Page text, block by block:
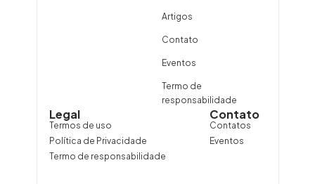
Artigos
Contato
Eventos
Termo de
responsabilidade
Contato
Contatos
Eventos
Legal
Termos de uso
Política de Privacidade
Termo de responsabilidade